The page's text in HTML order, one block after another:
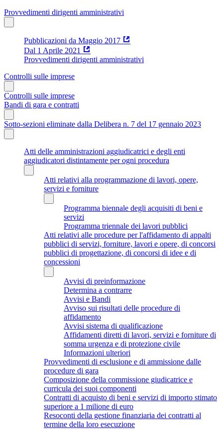
Provvedimenti dirigenti amministrativi
Pubblicazioni da Maggio 2017
Dal 1 Aprile 2021
Provvedimenti dirigenti amministrativi
Controlli sulle imprese
Controlli sulle imprese
Bandi di gara e contratti
Sotto-sezioni eliminate dalla Delibera n. 7 del 17 gennaio 2023
Atti delle amministrazioni aggiudicatrici e degli enti
aggiudicatori distintamente per ogni procedura
Atti relativi alla programmazione di lavori, opere,
servizi e forniture
Programma biennale degli acquisiti di beni e
servizi
Programma triennale dei lavori pubblici
Atti relativi alle procedure per l'affidamento di appalti
pubblici di servizi, forniture, lavori e opere, di concorsi
pubblici di progettazione, di concorsi di idee e di
concessioni
Avvisi di preinformazione
Determina a contrarre
Avvisi e Bandi
Avviso sui risultati delle procedure di
affidamento
Avvisi sistema di qualificazione
Affidamenti diretti di lavori, servizi e forniture di
somma urgenza e di protezione civile
Informazioni ulteriori
Provvedimenti di esclusione e di ammissione dalle
procedure di gara
Composizione della commissione giudicatrice e
curricula dei suoi componenti
Contratti di acquisto di beni e servizi di importo stimato
superiore a 1 milione di euro
Resoconti della gestione finanziaria dei contratti al
termine della loro esecuzione